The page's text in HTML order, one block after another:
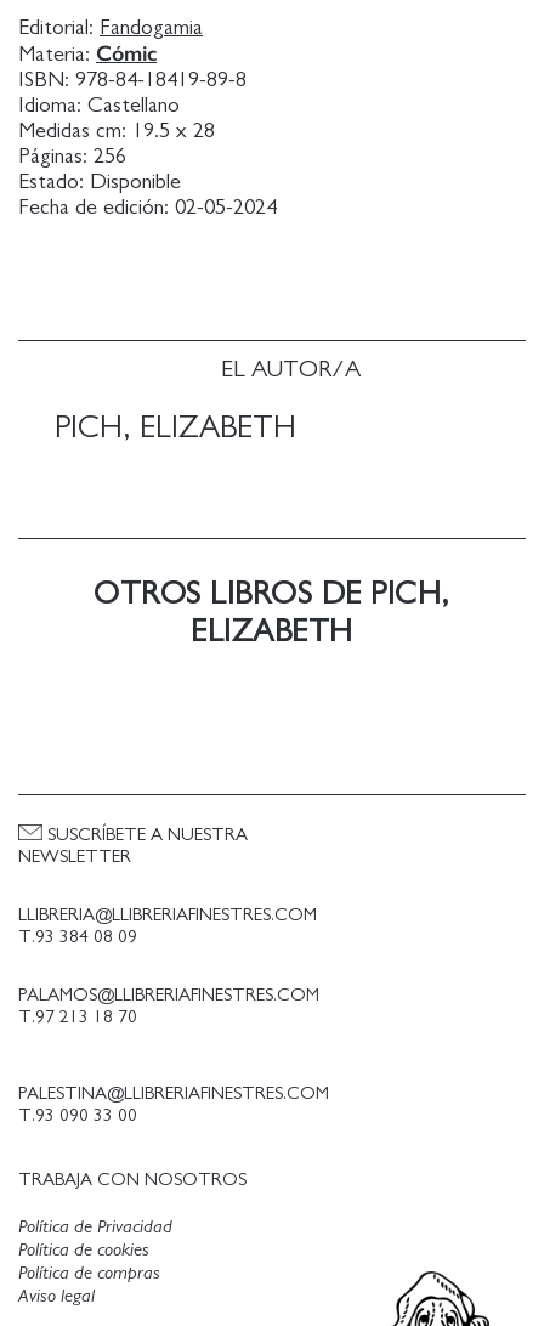
EL AUTOR/A
PICH, ELIZABETH
parte encantadoras y a veces transgresoras, pero
siempre tronchantes.
El peculiar estilo gráfico de Pich, con líneas limpias y
colores llamativos, convierte escenas
potencialmente gráficas de sexo y violencia en
bodas muy, muy incómodo de ver.
Editorial: Fandogamia
Materia: Cómic
ISBN: 978-84-18419-89-8
Idioma: Castellano
Medidas cm:
19.5 x 28
Páginas: 256
Estado: Disponible
Fecha de edición: 02-05-2024
OTROS LIBROS DE PICH,
ELIZABETH
LLIBRERIA@LLIBRERIAFINESTRES.COM
T.93 384 08 09
PALAMOS@LLIBRERIAFINESTRES.COM
T.97 213 18 70
PALESTINA@LLIBRERIAFINESTRES.COM
T.93 090 33 00
TRABAJA CON NOSOTROS
SUSCRÍBETE A NUESTRA
NEWSLETTER
Política de Privacidad
Política de cookies
Aviso legal
Política de compras